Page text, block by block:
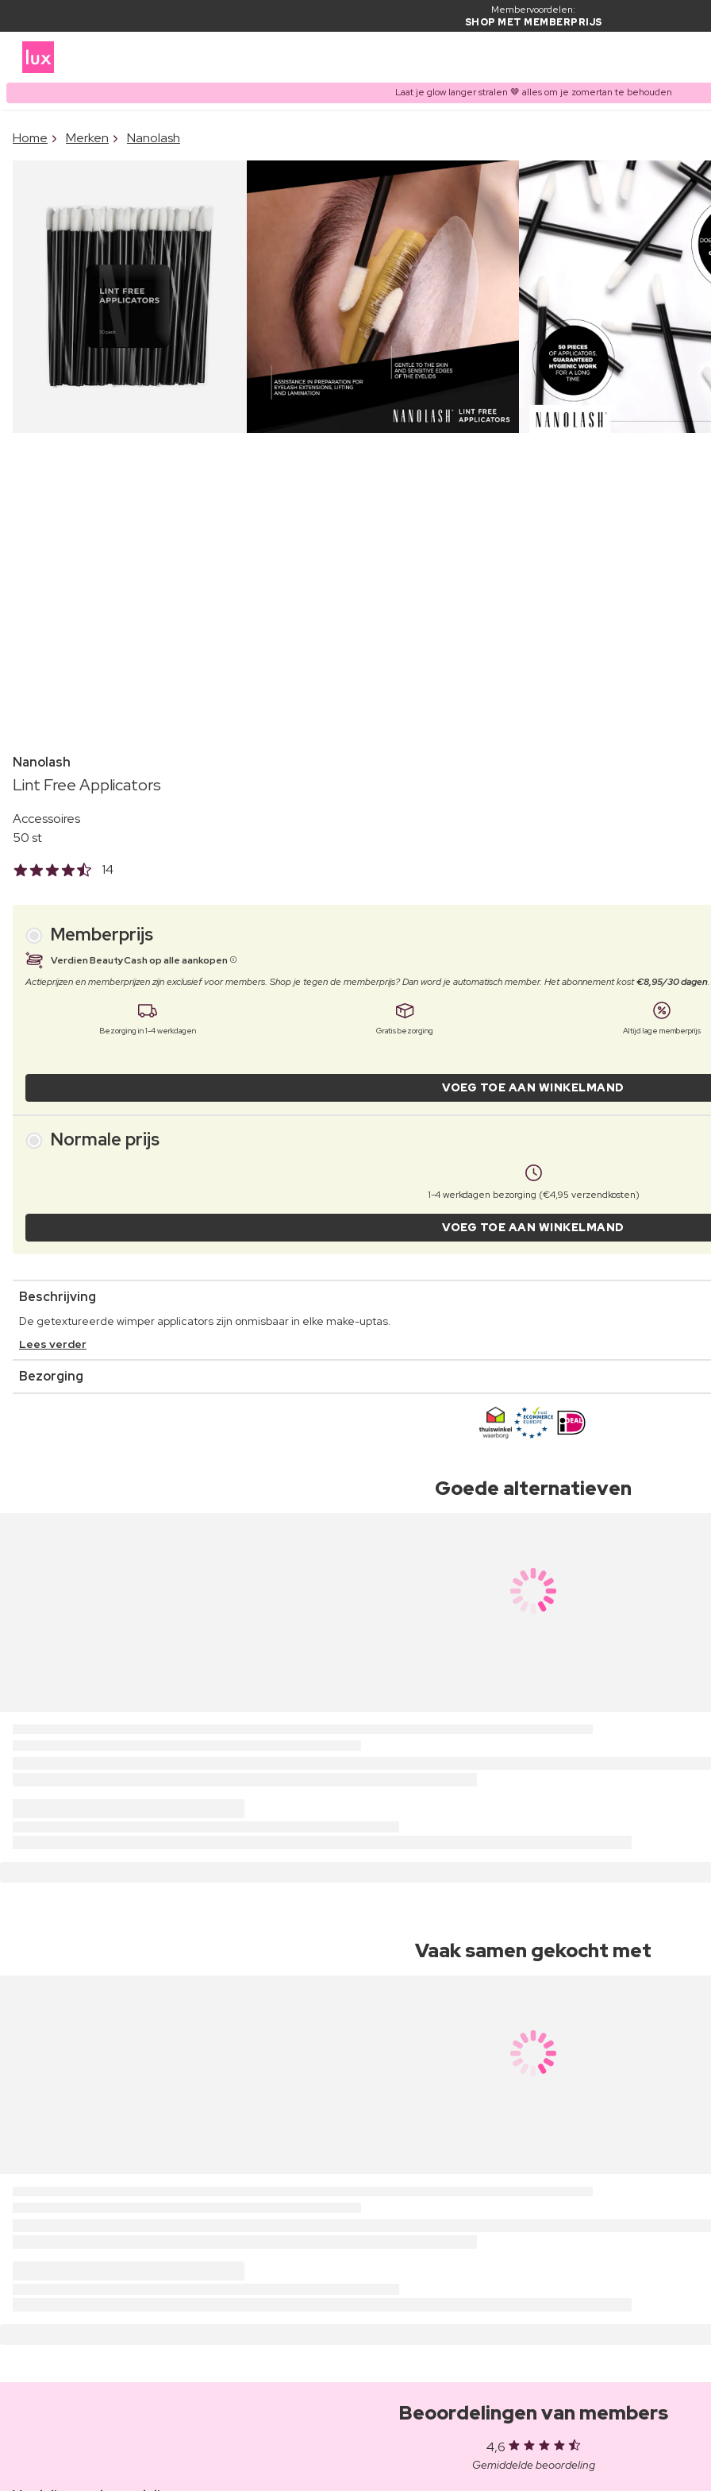
Membervoordelen:
SHOP MET MEMBERPRIJS
Laat je glow langer stralen 🤎 alles om je zomertan te behouden
Home Merken Nanolash
Nanolash
Lint Free Applicators
Accessoires
50 st
14
Memberprijs
Verdien BeautyCash op alle aankopen
Actieprijzen en memberprijzen zijn exclusief voor members. Shop je tegen de memberprijs? Dan word je automatisch member. Het abonnement kost€8,95/30 dagen
Bezorging in 1-4 werkdagen Gratis bezorging Altijd lage memberprijs
VOEG TOE AAN WINKELMAND
Normale prijs
1-4 werkdagen bezorging (€4,95 verzendkosten)
VOEG TOE AAN WINKELMAND
Beschrijving
De getextureerde wimper applicators zijn onmisbaar in elke make-uptas.
Lees verder
Bezorging
Goede alternatieven
Vaak samen gekocht met
Beoordelingen van members
4,6
Gemiddelde beoordeling